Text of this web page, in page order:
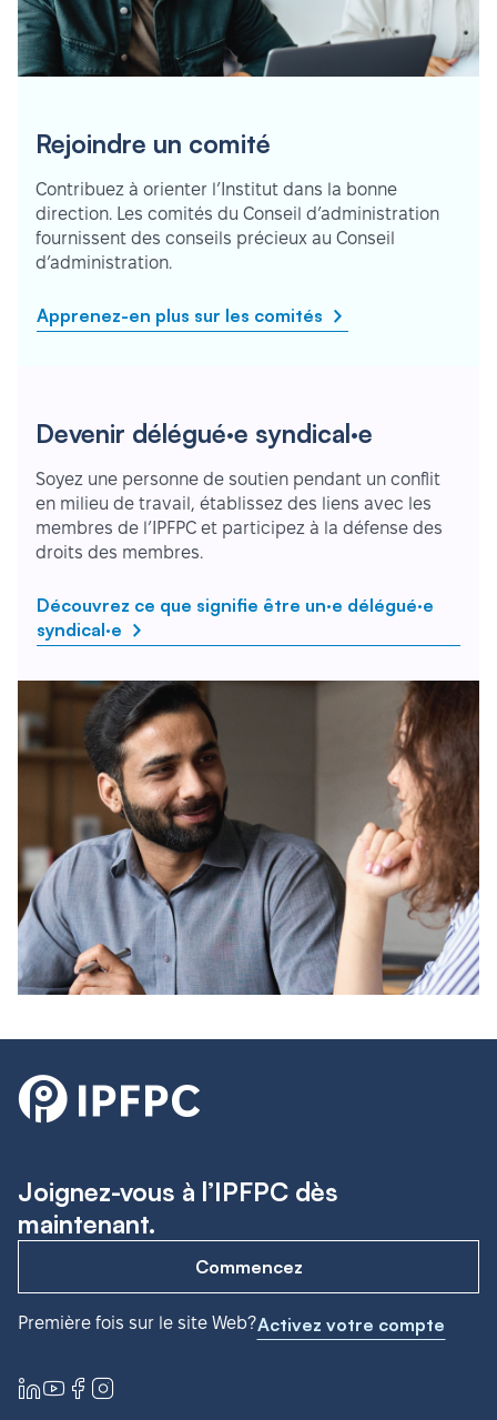
Rejoindre un comité
Contribuez à orienter l’Institut dans la bonne
direction. Les comités du Conseil d’administration
fournissent des conseils précieux au Conseil
d’administration.
Apprenez-en plus sur les comités
Devenir délégué·e syndical·e
Soyez une personne de soutien pendant un conflit
en milieu de travail, établissez des liens avec les
membres de l’IPFPC et participez à la défense des
droits des membres.
Découvrez ce que signifie être un·e délégué·e
syndical·e
Joignez-vous à l’IPFPC dès
maintenant.
Commencez
Première fois sur le site Web?Activez votre compte